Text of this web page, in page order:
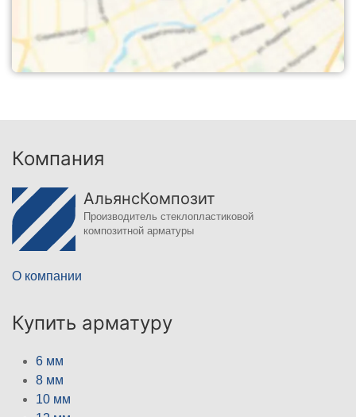
Компания
АльянсКомпозит
Производитель стеклопластиковой
композитной арматуры
О компании
Купить арматуру
6 мм
8 мм
10 мм